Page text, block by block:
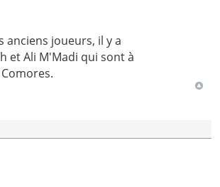
anciens joueurs, il y a
et Ali M'Madi qui sont à